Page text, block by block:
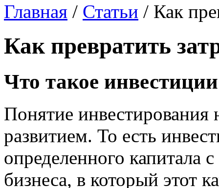
Главная / Статьи / Как
Как превратить
Что такое
Понятие инвестирования
развитием. То есть
определенного капитала
бизнеса, в который этот